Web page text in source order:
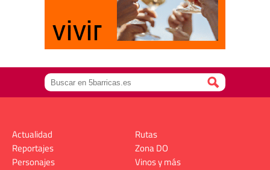
Actualidad
Reportajes
Personajes
Rutas
Zona DO
Vinos y más